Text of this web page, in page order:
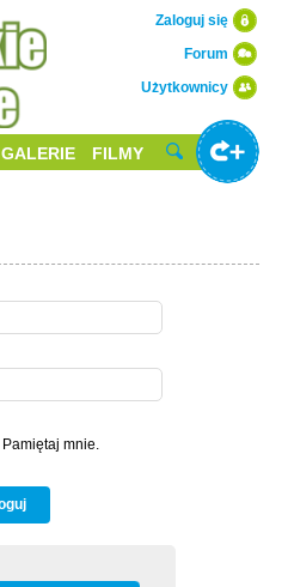
Użytkownicy
Forum
Zaloguj się
GALERIE FILMY
Pamiętaj mnie.